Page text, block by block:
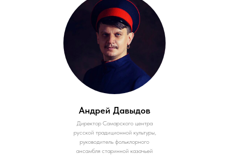
Андрей Давыдов
Директор Самарского центра
русской традиционной культуры,
руководитель фольклорного
ансамбля старинной казачьей